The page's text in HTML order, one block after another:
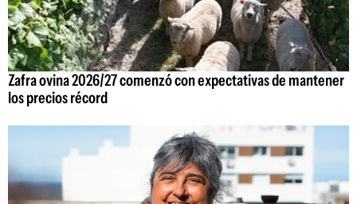
Zafra ovina 2026/27 comenzó con expectativas de mantener
los precios récord